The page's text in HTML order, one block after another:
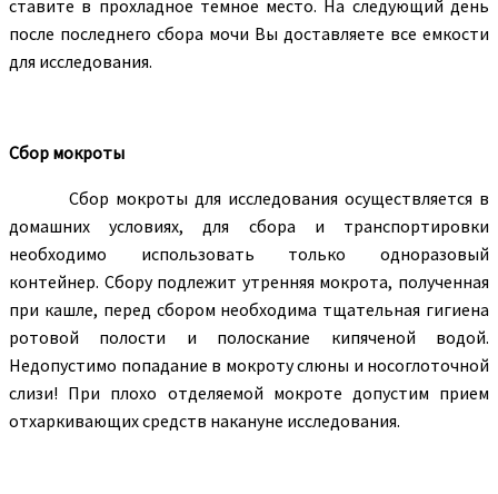
ставите в прохладное темное место. На следующий день
после последнего сбора мочи Вы доставляете все емкости
для исследования.
Сбор мокроты
Сбор мокроты для исследования осуществляется в
домашних условиях, для сбора и транспортировки
необходимо использовать только одноразовый
контейнер. Сбору подлежит утренняя мокрота, полученная
при кашле, перед сбором необходима тщательная гигиена
ротовой полости и полоскание кипяченой водой.
Недопустимо попадание в мокроту слюны и носоглоточной
слизи! При плохо отделяемой мокроте допустим прием
отхаркивающих средств накануне исследования.